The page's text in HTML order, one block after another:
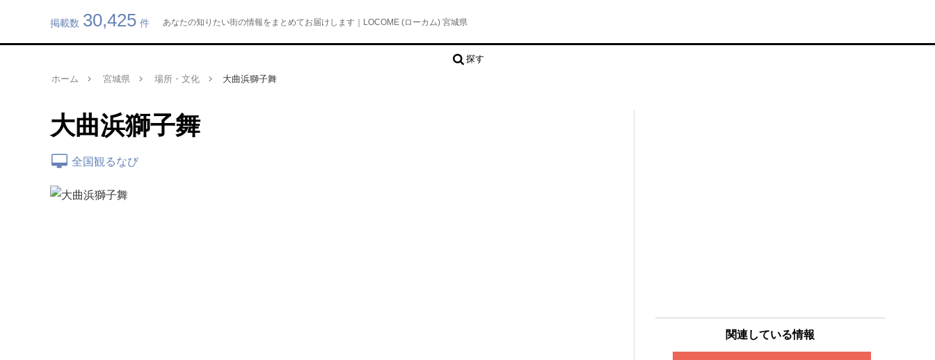
掲載数 30,425 件 あなたの知りたい街の情報をまとめてお届けします｜LOCOME (ローカム) 宮城県
探す
ホーム
宮城県 場所・文化 大曲浜獅子舞
大曲浜獅子舞
全国観るなび
関連している情報